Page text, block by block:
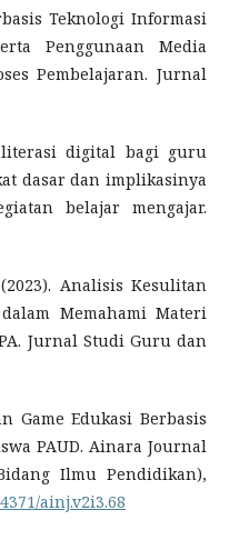
Teknologi Informasi
Penggunaan Media
Pembelajaran. Jurnal
literasi digital bagi guru
dasar dan implikasinya
belajar mengajar.
Analisis Kesulitan
Memahami Materi
Jurnal Studi Guru dan
Game Edukasi Berbasis
PAUD. Ainara Journal
Ilmu Pendidikan),
ainj.v2i3.68